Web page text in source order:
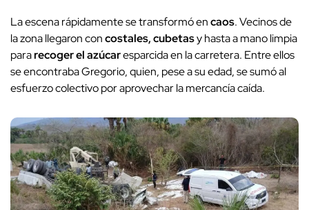
La escena rápidamente se transformó encaos. Vecinos de
la zona llegaron concostales, cubetasy hasta a mano limpia
pararecoger el azúcaresparcida en la carretera. Entre ellos
se encontraba Gregorio, quien, pese a su edad, se sumó al
esfuerzo colectivo por aprovechar la mercancía caída.